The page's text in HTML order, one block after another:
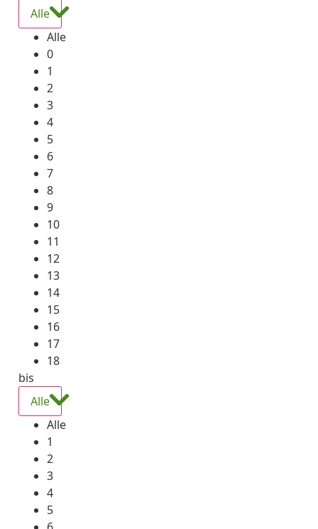
Alle
Alle
0
1
2
3
4
5
6
7
8
9
10
11
12
13
14
15
16
17
18
bis
Alle
Alle
1
2
3
4
5